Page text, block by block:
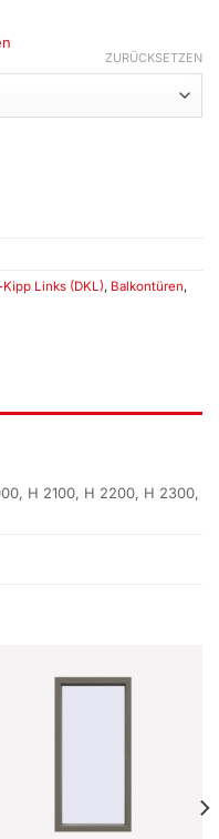
ZURÜCKSETZEN
Links (DKL), Balkontüren,
H 2100, H 2200, H 2300,